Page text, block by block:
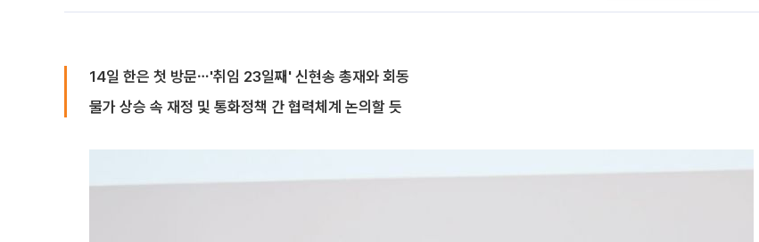
14일 한은 첫 방문⋯'취임 23일째' 신현송 총재와 회동
물가 상승 속 재정 및 통화정책 간 협력체계 논의할 듯